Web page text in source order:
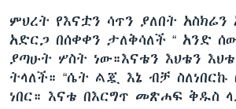
ምህረት የእናቷን ሳጥን ያለበት አስክሬን
አድርጋ በሰቀቀን ታለቅሳለች “ አንድ
ያጣሁት ሦስት ነው።እናቴን እህቴን
ትላለች። “ሴት ልጇ እኔ ብቻ
ነበር። እናቴ በእርግጥ መጽሐፍ ቅዱስ